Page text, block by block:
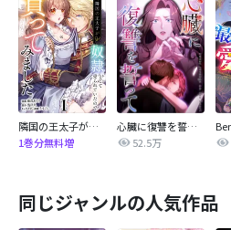
隣国の王太子が奴隷として売られていたので買ってみました【単話】
1巻分無料増
心臓に復讐を誓って
52.5万
同じジャンルの人気作品